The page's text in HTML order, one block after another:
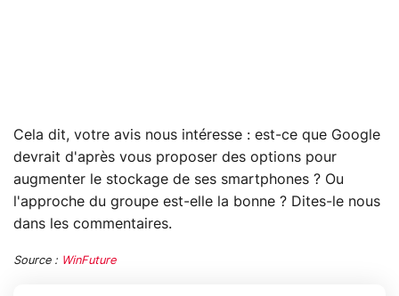
Cela dit, votre avis nous intéresse : est-ce que Google
devrait d'après vous proposer des options pour
augmenter le stockage de ses smartphones ? Ou
l'approche du groupe est-elle la bonne ? Dites-le nous
dans les commentaires.
Source : WinFuture